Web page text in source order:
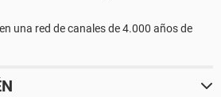
una red de canales de 4.000 años de